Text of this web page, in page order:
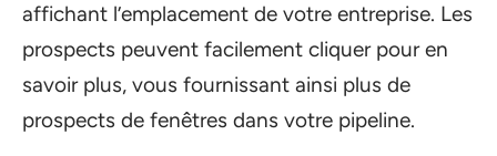
affichant l’emplacement de votre entreprise. Les
prospects peuvent facilement cliquer pour en
savoir plus, vous fournissant ainsi plus de
prospects de fenêtres dans votre pipeline.